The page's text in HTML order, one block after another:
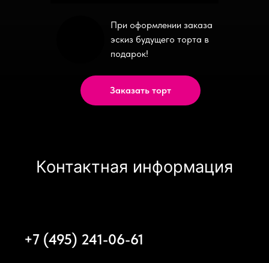
При оформлении заказа
эскиз будущего торта в
подарок!
Заказать торт
Контактная информация
+7 (495) 241-06-61